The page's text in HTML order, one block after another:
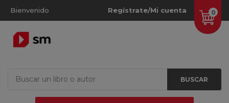
Bienvenido 0
Regístrate/Mi cuenta
BUSCAR